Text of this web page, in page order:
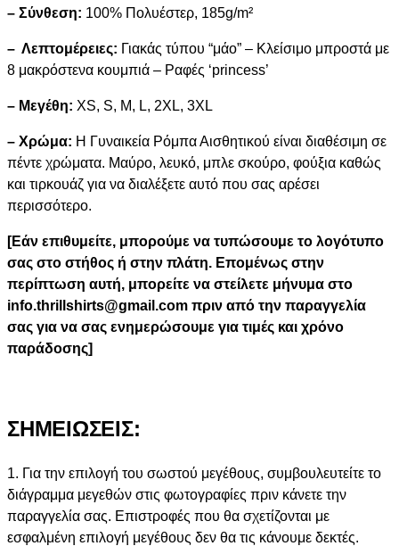
– Σύνθεση: 100% Πολυέστερ, 185g/m²
– Λεπτομέρειες: Γιακάς τύπου “μάο” – Κλείσιμο μπροστά με
8 μακρόστενα κουμπιά – Ραφές ‘princess’
– Μεγέθη: XS, S, M, L, 2XL, 3XL
– Χρώμα: Η Γυναικεία Ρόμπα Αισθητικού είναι διαθέσιμη σε
πέντε χρώματα. Μαύρο, λευκό, μπλε σκούρο, φούξια καθώς
και τιρκουάζ για να διαλέξετε αυτό που σας αρέσει
περισσότερο.
[Εάν επιθυμείτε, μπορούμε να τυπώσουμε το λογότυπο
σας στο στήθος ή στην πλάτη. Επομένως στην
περίπτωση αυτή, μπορείτε να στείλετε μήνυμα στο
info.thrillshirts@gmail.com πριν από την παραγγελία
σας για να σας ενημερώσουμε για τιμές και χρόνο
παράδοσης]
ΣΗΜΕΙΩΣΕΙΣ:
1. Για την επιλογή του σωστού μεγέθους, συμβουλευτείτε το
διάγραμμα μεγεθών στις φωτογραφίες πριν κάνετε την
παραγγελία σας. Επιστροφές που θα σχετίζονται με
εσφαλμένη επιλογή μεγέθους δεν θα τις κάνουμε δεκτές.